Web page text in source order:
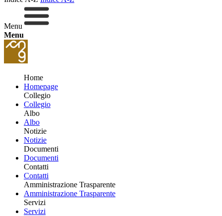
Menu
Menu
Home
Homepage
Collegio
Collegio
Albo
Albo
Notizie
Notizie
Documenti
Documenti
Contatti
Contatti
Amministrazione Trasparente
Amministrazione Trasparente
Servizi
Servizi